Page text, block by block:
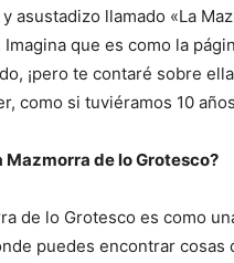
asustadizo llamado «La
Imagina que es como la
¡pero te contaré sobre
como si tuviéramos 10
Mazmorra de lo Grotesco?
de lo Grotesco es como
puedes encontrar cosas